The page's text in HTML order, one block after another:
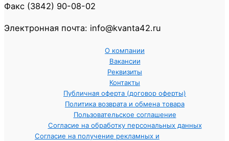
Факс (3842) 90-08-02
Электронная почта: info@kvanta42.ru
О компании
Вакансии
Реквизиты
Контакты
Публичная оферта (договор оферты)
Политика возврата и обмена товара
Пользовательское соглашение
Согласие на обработку персональных данных
Согласие на получение рекламных и